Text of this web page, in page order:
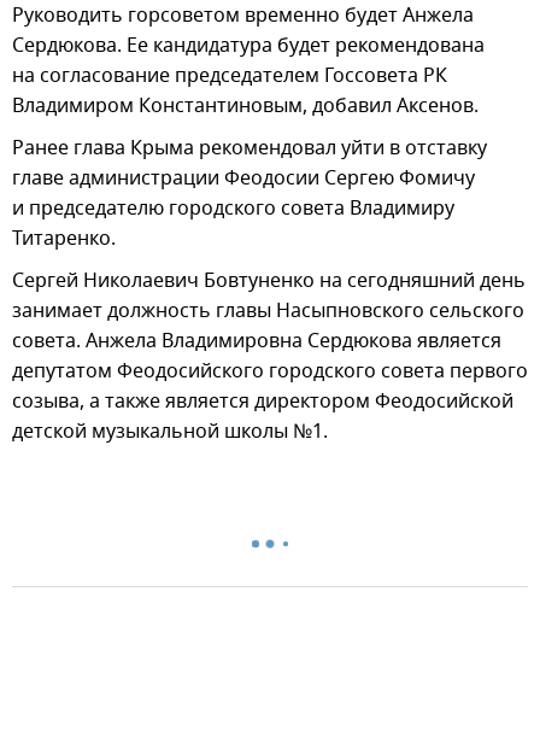
Руководить горсоветом временно будет Анжела
Сердюкова. Ее кандидатура будет рекомендована
на согласование председателем Госсовета РК
Владимиром Константиновым, добавил Аксенов.
Ранее глава Крыма рекомендовал уйти в отставку
главе администрации Феодосии Сергею Фомичу
и председателю городского совета Владимиру
Титаренко.
Сергей Николаевич Бовтуненко на сегодняшний день
занимает должность главы Насыпновского сельского
совета. Анжела Владимировна Сердюкова является
депутатом Феодосийского городского совета первого
созыва, а также является директором Феодосийской
детской музыкальной школы №1.